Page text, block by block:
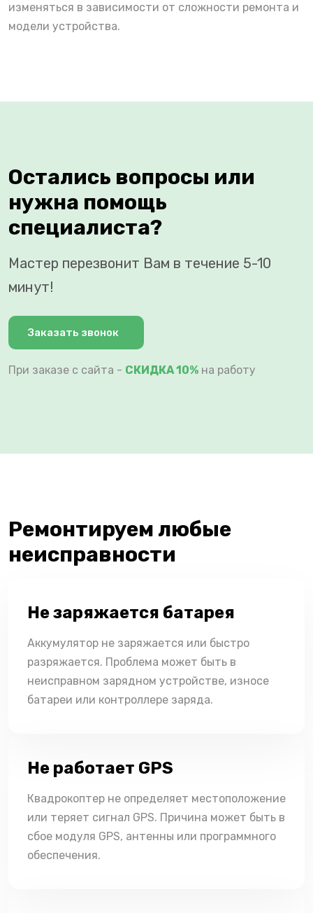
изменяться в зависимости от сложности ремонта и
модели устройства.
Остались вопросы или
нужна помощь
специалиста?
Мастер перезвонит Вам в течение 5-10
минут!
Заказать звонок
При заказе с сайта - СКИДКА 10% на работу
Ремонтируем любые
неисправности
Не заряжается батарея
Аккумулятор не заряжается или быстро
разряжается. Проблема может быть в
неисправном зарядном устройстве, износе
батареи или контроллере заряда.
Не работает GPS
Квадрокоптер не определяет местоположение
или теряет сигнал GPS. Причина может быть в
сбое модуля GPS, антенны или программного
обеспечения.